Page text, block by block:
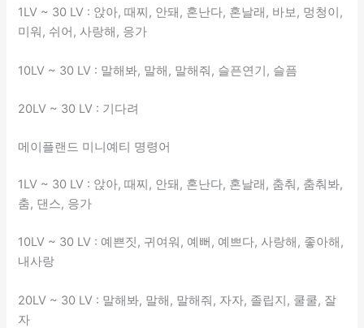
1LV ~ 30 LV : 앉아, 때찌, 안돼, 혼난다, 혼날래, 바보, 멍청이,
미워, 쉬어, 사랑해, 응가
10LV ~ 30 LV : 말해봐, 말해, 말해줘, 슬픈연기, 슬픔
20LV ~ 30 LV : 기다려
메이플랜드 미니예티 명령어
1LV ~ 30 LV : 앉아, 때찌, 안돼, 혼난다, 혼날래, 춤춰, 춤춰봐,
춤, 댄스, 응가
10LV ~ 30 LV : 예쁜짓, 귀여워, 예뻐, 예쁘다, 사랑해, 좋아해,
내사랑
20LV ~ 30 LV : 말해봐, 말해, 말해줘, 자자, 졸립지, 쿨쿨, 잘
자